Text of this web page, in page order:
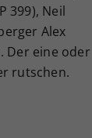
399), Neil
Alex
Der eine oder
rutschen.